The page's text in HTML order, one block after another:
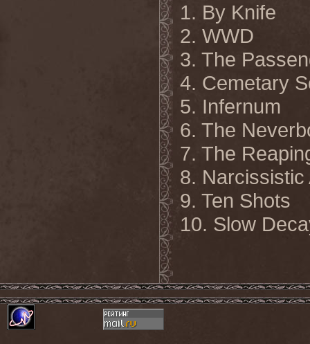
1. By Knife
2. WWD
3. The
4. Cemetary
5. Infernum
6. The
7. The
8. Narcissistic
9. Ten Shots
10. Slow